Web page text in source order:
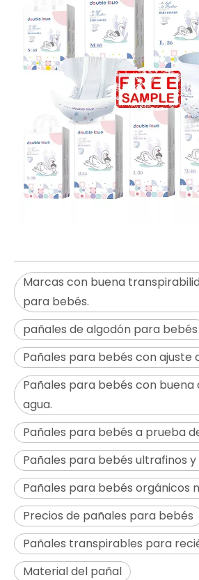
Marcas con buena
para bebés.
pañales de algodón para bebés
Pañales para bebés con ajuste
Pañales para bebés con buena
agua.
Pañales para bebés a prueba
Pañales para bebés ultrafinos
Pañales para bebés orgánicos
Precios de pañales para bebés
Pañales transpirables para
Material del pañal